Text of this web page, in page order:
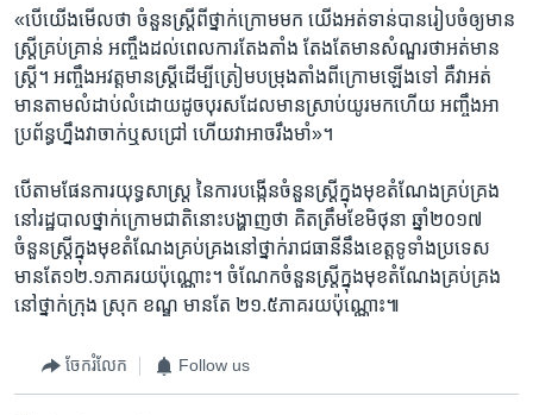
«បើ​យើង​មើល​ថា​ ចំនួន​ស្រ្តី​ពី​ថ្នាក់​ក្រោម​មក​ ​យើង​អត់​ទាន់​បាន​រៀបចំ​ឲ្យ​មាន​
ស្រ្តី​គ្រប់គ្រាន់​ ​អញ្ចឹង​ដល់​ពេល​ការ​តែងតាំង​ ​តែង​តែ​មាន​សំណួរ​ថា​អត់​មាន​
ស្រ្តី។​ ​អញ្ចឹង​អវត្តមាន​ស្រ្តី​ដើម្បីត្រៀម​បម្រុង​តាំងពី​ក្រោម​ឡើង​ទៅ​ ​គឺ​វា​អត់​
មាន​តាម​លំដាប់​លំដោយ​ដូច​បុរស​ដែល​មាន​ស្រាប់​យូរ​មក​ហើយ អញ្ចឹង​អា​
ប្រព័ន្ធ​ហ្នឹង​វា​ចាក់​ឬស​ជ្រៅ​ ​ហើយ​វា​អាច​រឹងមាំ»។​
​បើ​តាម​ផែនការ​យុទ្ធសាស្រ្ត​ ​នៃ​ការ​បង្កើន​ចំនួន​ស្រ្តី​ក្នុង​មុខ​តំណែង​គ្រប់គ្រង​
នៅ​រដ្ឋបាល​ថ្នាក់​ក្រោម​ជាតិ​នោះ​បង្ហាញ​ថា​ ​គិត​ត្រឹម​ខែ​មិថុនា​ ​ឆ្នាំ​២០១៧​ ​
ចំនួន​ស្រ្តី​ក្នុង​មុខ​តំណែង​គ្រប់គ្រង​នៅ​ថ្នាក់​រាជធានី​នឹង​ខេត្ត​ទូទាំង​ប្រទេស​ ​
មាន​តែ១២.១​ភាគរយ​ប៉ុណ្ណោះ។​ ​ចំណែក​ចំនួន​ស្រ្តី​ក្នុង​មុខតំណែង​គ្រប់គ្រង​
នៅ​ថ្នាក់​ក្រុង​ ​ស្រុក​ ​ខណ្ឌ​ មាន​តែ​ ​២១.៥​ភាគរយ​ប៉ុណ្ណោះ៕
ចែករំលែក Follow us